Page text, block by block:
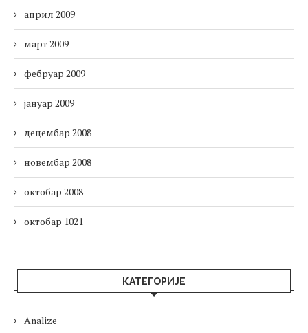
април 2009
март 2009
фебруар 2009
јануар 2009
децембар 2008
новембар 2008
октобар 2008
октобар 1021
КАТЕГОРИЈЕ
Analize